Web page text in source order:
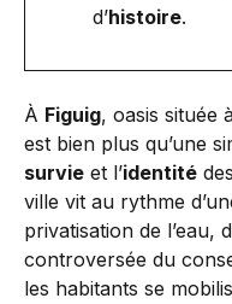
d’histoire.
À Figuig, oasis située
est bien plus qu’une
survie et l’identité
ville vit au rythme
privatisation de l’eau,
controversée du
les habitants se